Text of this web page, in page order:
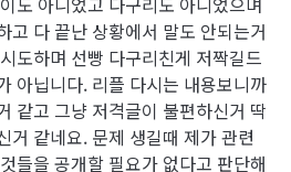
고 다 끝난 상황에서 말도 안되는거
도하며 선빵 다구리친게 저짝길드
아닙니다. 리플 다시는 내용보니까
같고 그냥 저격글이 불편하신거 딱
거 같네요. 문제 생길때 제가 관련
들을 공개할 필요가 없다고 판단해